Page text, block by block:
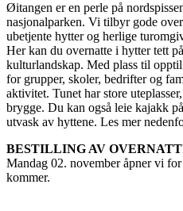
Øitangen er en perle på
nasjonalparken. Vi tilbyr gode
ubetjente hytter og herlige
Her kan du overnatte i hytter tett
kulturlandskap. Med plass til
for grupper, skoler, bedrifter og
aktivitet. Tunet har store
brygge. Du kan også leie kajakk
utvask av hyttene. Les mer
BESTILLING AV
Mandag 02. november åpner vi
kommer.